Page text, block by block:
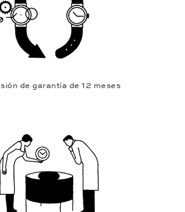
de garantía de 12 meses